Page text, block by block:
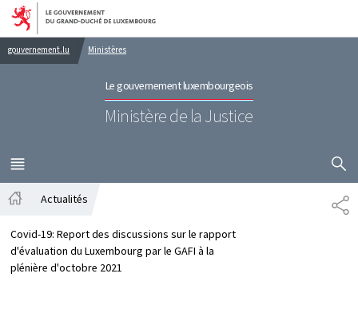
Aller au menu principal
Aller au contenu
gouvernement.lu Ministères
Le gouvernement luxembourgeois
Ministère de la Justice
MENU
PRINCIPAL
Actualités
Covid-19: Report des discussions sur le rapport
d'évaluation du Luxembourg par le GAFI à la
plénière d'octobre 2021